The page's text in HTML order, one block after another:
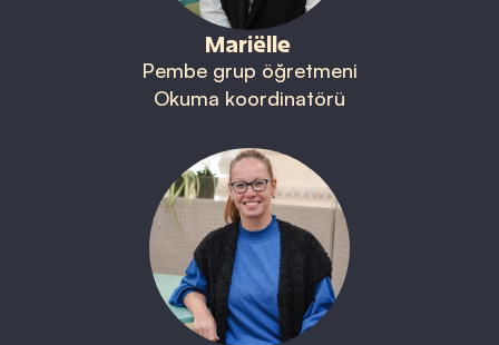
Mariëlle
Pembe grup öğretmeni
Okuma koordinatörü